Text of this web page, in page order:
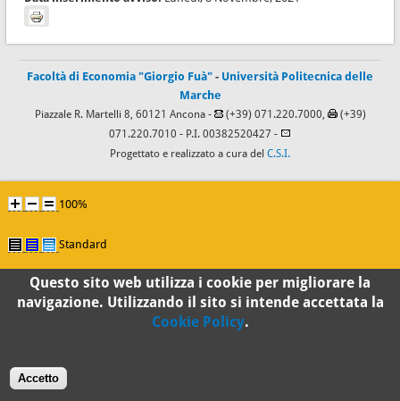
Facoltà di Economia "Giorgio Fuà" - Università Politecnica delle
Marche
Piazzale R. Martelli 8, 60121 Ancona - (+39) 071.220.7000,
(+39)
071.220.7010 - P.I. 00382520427 -
Progettato e realizzato a cura del C.S.I.
100%
Standard
Questo sito web utilizza i cookie per migliorare la
navigazione. Utilizzando il sito si intende accettata la
Cookie Policy.
Accetto